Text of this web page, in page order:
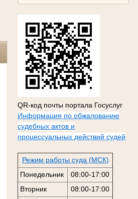
QR-код почты портала Госуслуг
Информация по обжалованию
судебных актов и
процессуальных действий судей
Режим работы суда (МСК)
Понедельник
08:00-17:00
Вторник
08:00-17:00